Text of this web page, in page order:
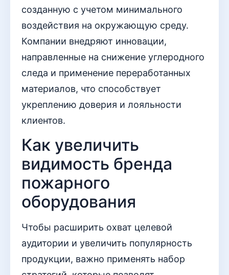
созданную с учетом минимального
воздействия на окружающую среду.
Компании внедряют инновации,
направленные на снижение углеродного
следа и применение переработанных
материалов, что способствует
укреплению доверия и лояльности
клиентов.
Как увеличить
видимость бренда
пожарного
оборудования
Чтобы расширить охват целевой
аудитории и увеличить популярность
продукции, важно применять набор